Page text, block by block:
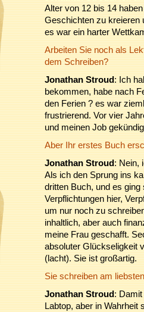
Alter von 12 bis 14
Geschichten zu kreieren
es war ein harter
Arbeiten Sie noch als
dem Schreiben?
Jonathan Stroud: Ich
bekommen, habe nach
den Ferien ? es war
frustrierend. Vor vier
und meinen Job
Aber Ihr erstes Buch
Jonathan Stroud: Nein,
Als ich den Sprung ins
dritten Buch, und es
Verpflichtungen hier,
um nur noch zu
inhaltlich, aber auch
meine Frau geschafft.
absoluter Glückseligkeit
(lacht). Sie ist großartig.
Sie schreiben am
Jonathan Stroud:
Labtop, aber in